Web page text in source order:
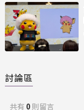
討論區
共有 0則留言